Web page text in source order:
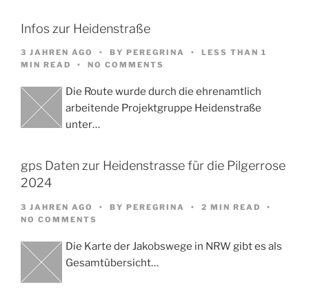
Infos zur Heidenstraße
3 JAHREN AGO BY PEREGRINA
LESS THAN 1
MIN READ
NO COMMENTS
Die Route wurde durch die ehrenamtlich
arbeitende Projektgruppe Heidenstraße
unter…
gps Daten zur Heidenstrasse für die Pilgerrose
2024
3 JAHREN AGO BY PEREGRINA
2 MIN READ
NO COMMENTS
Die Karte der Jakobswege in NRW gibt es als
Gesamtübersicht…